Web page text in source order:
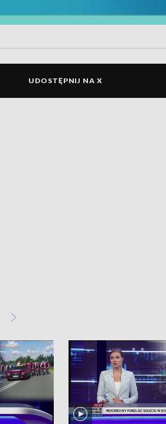
UDOSTĘPNIJ NA X